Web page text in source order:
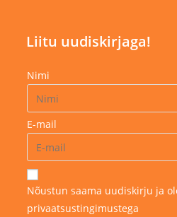
Liitu uudiskirjaga!
Nimi
E-mail
Nõustun saama uudiskirju ja
privaatsustingimustega